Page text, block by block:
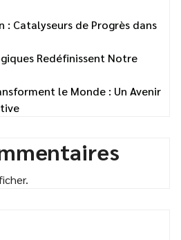
: Catalyseurs de Progrès dans
Redéfinissent Notre
le Monde : Un Avenir